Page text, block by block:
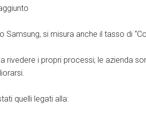
si misura anche il tasso di
rivedere i propri processi; le azienda
quelli legati alla: